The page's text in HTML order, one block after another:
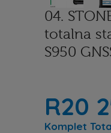
04.
totalna
S950
R20
Komplet